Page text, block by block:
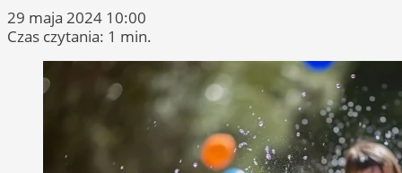
29 maja 2024 10:00
Czas czytania: 1 min.